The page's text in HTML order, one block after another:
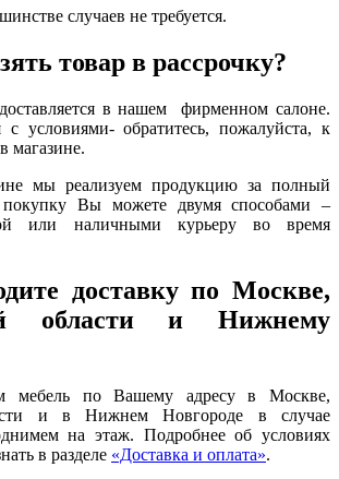
случаев не требуется.
товар в рассрочку?
в нашем фирменном салоне.
с условиями- обратитесь, пожалуйста, к
магазине.
мы реализуем продукцию за полный
покупку Вы можете двумя способами –
или наличными курьеру во время
доставку по Москве,
области и Нижнему
мебель по Вашему адресу в Москве,
и в Нижнем Новгороде в случае
на этаж. Подробнее об условиях
в разделе «Доставка и оплата».